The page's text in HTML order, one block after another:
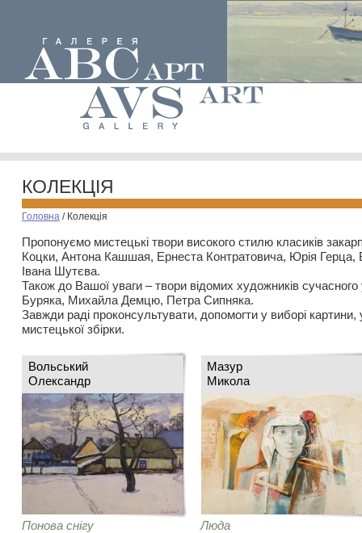
КОЛЕКЦІЯ
Головна / Колекція
Пропонуємо мистецькі твори високого стилю класиків
Коцки, Антона Кашшая, Ернеста Контратовича, Юрія
Івана Шутєва.
Також до Вашої уваги – твори відомих художників
Буряка, Михайла Демцю, Петра Сипняка.
Завжди раді проконсультувати, допомогти у виборі картини,
мистецької збірки.
Вольський
Олександр
Понова снігу
Мазур
Микола
Люда